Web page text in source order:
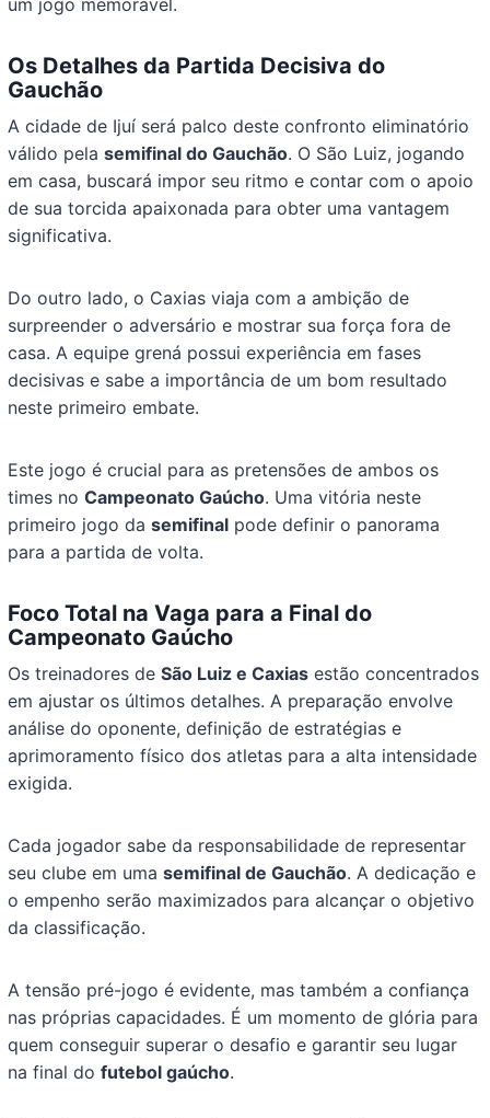
Os Detalhes da Partida Decisiva do
Gauchão
A cidade de Ijuí será palco deste confronto eliminatório
válido pelasemifinal do Gauchão. O São Luiz, jogando
em casa, buscará impor seu ritmo e contar com o apoio
de sua torcida apaixonada para obter uma vantagem
significativa.
Do outro lado, o Caxias viaja com a ambição de
surpreender o adversário e mostrar sua força fora de
casa. A equipe grená possui experiência em fases
decisivas e sabe a importância de um bom resultado
neste primeiro embate.
Este jogo é crucial para as pretensões de ambos os
times noCampeonato Gaúcho. Uma vitória neste
primeiro jogo dasemifinal pode definir o panorama
para a partida de volta.
Foco Total na Vaga para a Final do
Campeonato Gaúcho
Os treinadores deSão Luiz e Caxias estão concentrados
em ajustar os últimos detalhes. A preparação envolve
análise do oponente, definição de estratégias e
aprimoramento físico dos atletas para a alta intensidade
exigida.
Cada jogador sabe da responsabilidade de representar
seu clube em umasemifinal de Gauchão. A dedicação e
o empenho serão maximizados para alcançar o objetivo
da classificação.
A tensão pré-jogo é evidente, mas também a confiança
nas próprias capacidades. É um momento de glória para
quem conseguir superar o desafio e garantir seu lugar
na final dofutebol gaúcho.